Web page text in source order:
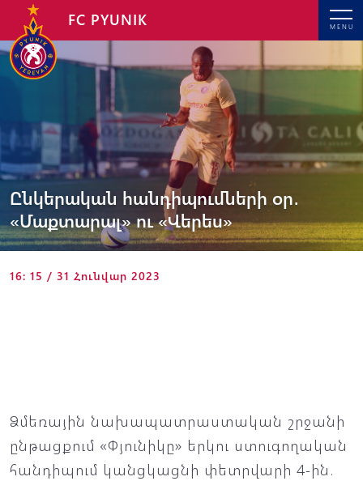
MENU
FC PYUNIK
Ընկերական հանդիպումների օր․
«Մաքտարալ» ու «Վերես»
16: 15 / 31 Հունվար 2023
Ձմեռային նախապատրաստական շրջանի
ընթացքում «Փյունիկը» երկու ստուգողական
հանդիպում կանցկացնի փետրվարի 4-ին.